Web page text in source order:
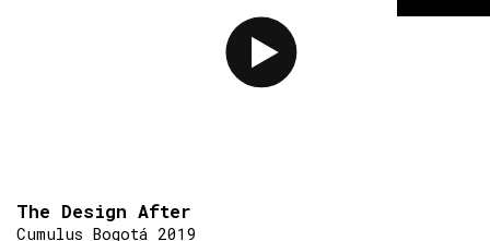
The Design After
Cumulus Bogotá 2019